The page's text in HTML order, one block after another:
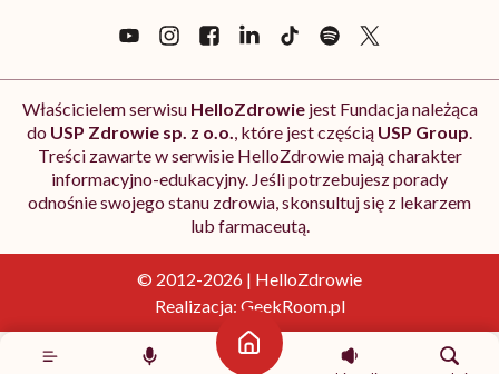
Strona główna
Właścicielem serwisu HelloZdrowiejest Fundacja należąca
do USP Zdrowie sp. z o.o., które jest częścią USP Group.
Treści zawarte w serwisie HelloZdrowie mają charakter
informacyjno-edukacyjny. Jeśli potrzebujesz porady
odnośnie swojego stanu zdrowia, skonsultuj się z lekarzem
lub farmaceutą.
© 2012-2026 | HelloZdrowie
Realizacja: GeekRoom.pl